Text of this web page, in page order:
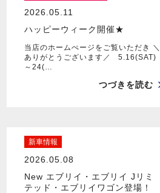
2026.05.11
ハッピーウィーク開催★
当店のホームぺージをご覧いただき ＼
ありがとうございます／ 5.16(SAT)
～24(…
つづきを読む
新車情報
2026.05.08
New エブリイ・エブリイ Jリミ
テッド・エブリイワゴン登場！